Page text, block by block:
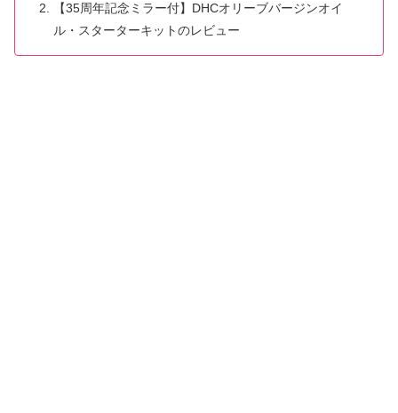
【35周年記念ミラー付】DHCオリーブバージンオイ
ル・スターターキットのレビュー